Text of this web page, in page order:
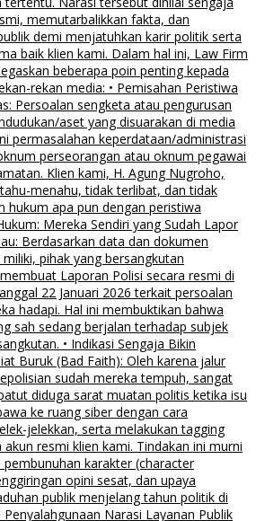
memutarbalikkan fakta, dan
demi menjatuhkan karir politik serta
baik klien kami. Dalam hal ini, Law Firm
beberapa poin penting kepada
rekan media: • Pemisahan Peristiwa
Persoalan sengketa atau pengurusan
aset yang disuarakan di media
permasalahan keperdataan/administrasi
perseorangan atau oknum pegawai
Klien kami, H. Agung Nugroho,
menahu, tidak terlibat, dan tidak
hukum apa pun dengan peristiwa
Mereka Sendiri yang Sudah Lapor
Berdasarkan data dan dokumen
pihak yang bersangkutan
Laporan Polisi secara resmi di
22 Januari 2026 terkait persoalan
hadapi. Hal ini membuktikan bahwa
sah sedang berjalan terhadap subjek
• Indikasi Sengaja Bikin
Buruk (Bad Faith): Oleh karena jalur
sudah mereka tempuh, sangat
diduga sarat muatan politis ketika isu
ke ruang siber dengan cara
jelekkan, serta melakukan tagging
resmi klien kami. Tindakan ini murni
karakter (character
opini sesat, dan upaya
publik menjelang tahun politik di
Penyalahgunaan Narasi Layanan Publik